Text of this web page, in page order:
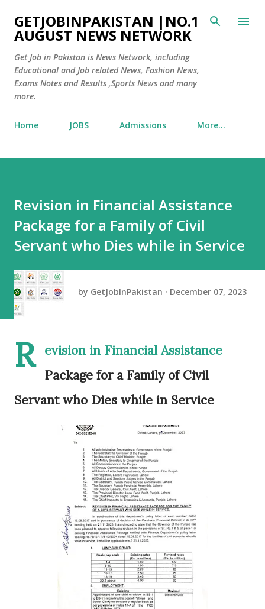
Skip to main content
GETJOBINPAKISTAN |NO.1
AUGUST NEWS NETWORK
Get Job in Pakistan is News Network, including
Educational and Job related News, Fashion News,
Exams Notes and Results ,Sports News and many
more.
Home JOBS Admissions More…
Revision in Financial Assistance
Package for a Family of Civil
Servant who Dies while in Service
by GetJobInPakistan December 07, 2023
R
evision in Financial Assistance
Package for a Family of Civil
Servant who Dies while in Service